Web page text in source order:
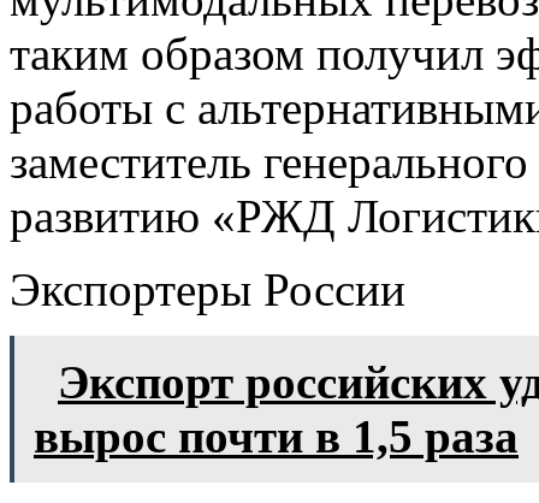
таким образом получил
работы с
заместитель
развитию «РЖД
Экспортеры России
Экспорт российских
вырос почти в 1,5 раза